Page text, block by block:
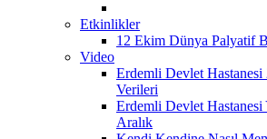
Etkinlikler
12 Ekim Dünya Palyatif
Video
Erdemli Devlet Hastanesi
Verileri
Erdemli Devlet Hastanesi
Aralık